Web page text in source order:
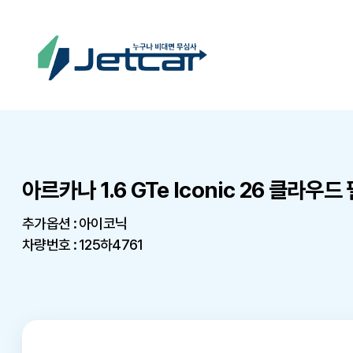
아르카나 1.6 GTe Iconic 26 클라우드
추가옵션 : 아이코닉
차량번호 : 125하4761